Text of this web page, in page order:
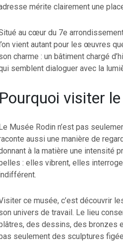
mérite clairement une
au cœur du 7e
vient autant pour les œuvres
charme : un bâtiment chargé
semblent dialoguer avec la
Pourquoi visiter
Musée Rodin n’est pas
aussi une manière de
à la matière une intensité
: elles vibrent, elles
ce musée, c’est découvrir
univers de travail. Le lieu
des dessins, des bronzes
seulement des sculptures